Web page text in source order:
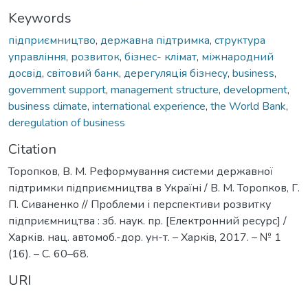
Keywords
підприємництво, державна підтримка, структура
управління, розвиток, бізнес- клімат, міжнародний
досвід, світовий банк, дерегуляція бізнесу, business,
government support, management structure, development,
business climate, international experience, the World Bank,
deregulation of business
Citation
Торопков, В. М. Реформування системи державної
підтримки підприємництва в Україні / В. М. Торопков, Г.
П. Сиваненко // Проблеми і перспективи розвитку
підприємництва : зб. наук. пр. [Електронний ресурс] /
Харків. нац. автомоб.-дор. ун-т. – Харкiв, 2017. – № 1
(16). – С. 60–68.
URI